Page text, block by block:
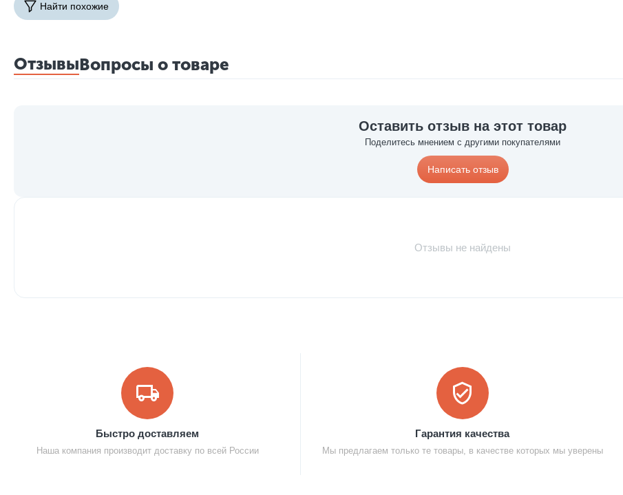
Найти похожие
ОтзывыВопросы о товаре
Оставить отзыв на этот товар
Поделитесь мнением с другими покупателями
Написать отзыв
Отзывы не найдены
Быстро доставляем
Наша компания производит доставку по всей России
Гарантия качества
Мы предлагаем только те товары, в качестве которых мы уверены